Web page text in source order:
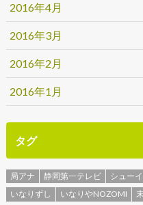
2016年4月
2016年3月
2016年2月
2016年1月
タグ
局アナ 静岡第一テレビ シュー
いなりずし
いなりやNOZOMI